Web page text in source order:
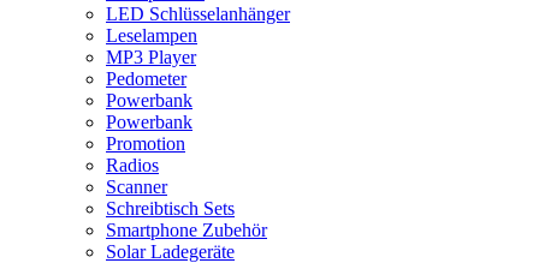
LED Schlüsselanhänger
Leselampen
MP3 Player
Pedometer
Powerbank
Powerbank
Promotion
Radios
Scanner
Schreibtisch Sets
Smartphone Zubehör
Solar Ladegeräte